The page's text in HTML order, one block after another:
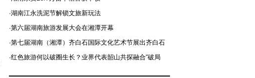
·湖南江永洗泥节解锁文旅新玩法
·第六届湖南旅游发展大会在湘潭开幕
·第七届湖南（湘潭）齐白石国际文化艺术节展出齐白石
·红色旅游何以破圈生长？业界代表韶山共探融合“破局